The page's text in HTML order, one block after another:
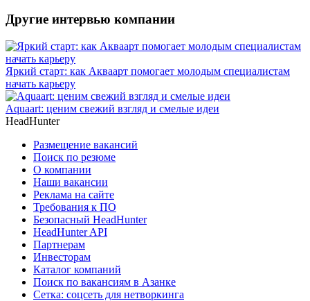
Другие интервью компании
Яркий старт: как Акваарт помогает молодым специалистам
начать карьеру
Aquaart: ценим свежий взгляд и смелые идеи
HeadHunter
Размещение вакансий
Поиск по резюме
О компании
Наши вакансии
Реклама на сайте
Требования к ПО
Безопасный HeadHunter
HeadHunter API
Партнерам
Инвесторам
Каталог компаний
Поиск по вакансиям в Азанке
Сетка: соцсеть для нетворкинга